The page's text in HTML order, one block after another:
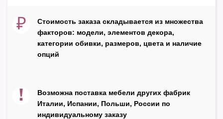
Цвет
черный
Страна
₽
Стоимость заказа складывается из множества
факторов: модели, элементов декора,
категории обивки, размеров, цвета и наличие
опций
!
Возможна поставка мебели других фабрик
Италии, Испании, Польши, России по
индивидуальному заказу